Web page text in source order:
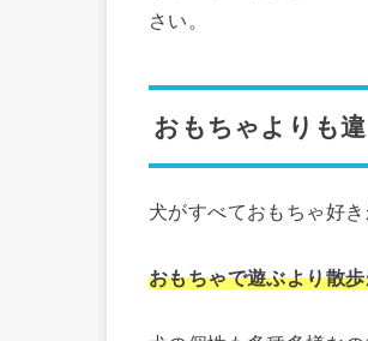
さい。
おもちゃよりも
犬がすべておもちゃ好
おもちゃで遊ぶより散